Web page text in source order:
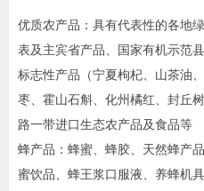
优质农产品：具有代表性的各地
表及主宾省产品、国家有机示范
标志性产品（宁夏枸杞、山茶油
枣、霍山石斛、化州橘红、封丘
路一带进口生态农产品及食品等
蜂产品：蜂蜜、蜂胶、天然蜂产
蜜饮品、蜂王浆口服液、养蜂机